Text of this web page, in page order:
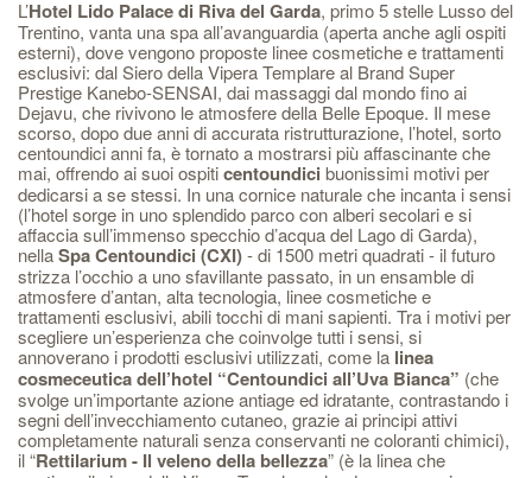
L’Hotel Lido Palace di Riva del Garda, primo 5 stelle Lusso del
Trentino, vanta una spa all’avanguardia (aperta anche agli ospiti
esterni), dove vengono proposte linee cosmetiche e trattamenti
esclusivi: dal Siero della Vipera Templare al Brand Super
Prestige Kanebo-SENSAI, dai massaggi dal mondo fino ai
Dejavu, che rivivono le atmosfere della Belle Epoque. Il mese
scorso, dopo due anni di accurata ristrutturazione, l’hotel, sorto
centoundici anni fa, è tornato a mostrarsi più affascinante che
mai, offrendo ai suoi ospiticentoundici buonissimi motivi per
dedicarsi a se stessi. In una cornice naturale che incanta i sensi
(l’hotel sorge in uno splendido parco con alberi secolari e si
affaccia sull’immenso specchio d’acqua del Lago di Garda),
nellaSpaCentoundici (CXI)- di 1500 metri quadrati - il futuro
strizza l’occhio a uno sfavillante passato, in un ensamble di
atmosfere d’antan, alta tecnologia, linee cosmetiche e
trattamenti esclusivi, abili tocchi di mani sapienti. Tra i motivi per
scegliere un’esperienza che coinvolge tutti i sensi, si
annoverano i prodotti esclusivi utilizzati, come la linea
cosmeceuticadell’hotel “Centoundici all’Uva Bianca” (che
svolge un’importante azione antiage ed idratante, contrastando i
segni dell’invecchiamento cutaneo, grazie ai principi attivi
completamente naturali senza conservanti ne coloranti chimici),
il “Rettilarium - Il veleno della bellezza” (è la linea che